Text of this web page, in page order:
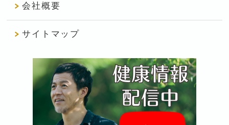
会社概要
サイトマップ